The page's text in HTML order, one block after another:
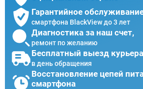
Гарантийное
смартфона BlackView до 3 лет
Диагностика за наш счет,
ремонт по желанию
Бесплатный выезд курьера
в день обращения
Восстановление цепей
смартфона